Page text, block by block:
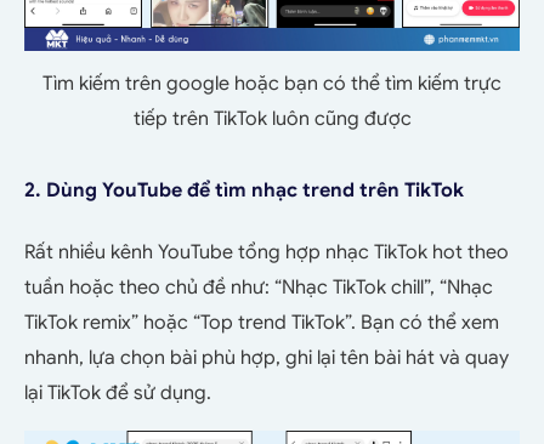
Tìm kiếm trên google hoặc bạn có thể tìm kiếm trực
tiếp trên TikTok luôn cũng được
2. Dùng YouTube để tìm nhạc trend trên TikTok
Rất nhiều kênh YouTube tổng hợp nhạc TikTok hot theo
tuần hoặc theo chủ đề như: “Nhạc TikTok chill”, “Nhạc
TikTok remix” hoặc “Top trend TikTok”. Bạn có thể xem
nhanh, lựa chọn bài phù hợp, ghi lại tên bài hát và quay
lại TikTok để sử dụng.